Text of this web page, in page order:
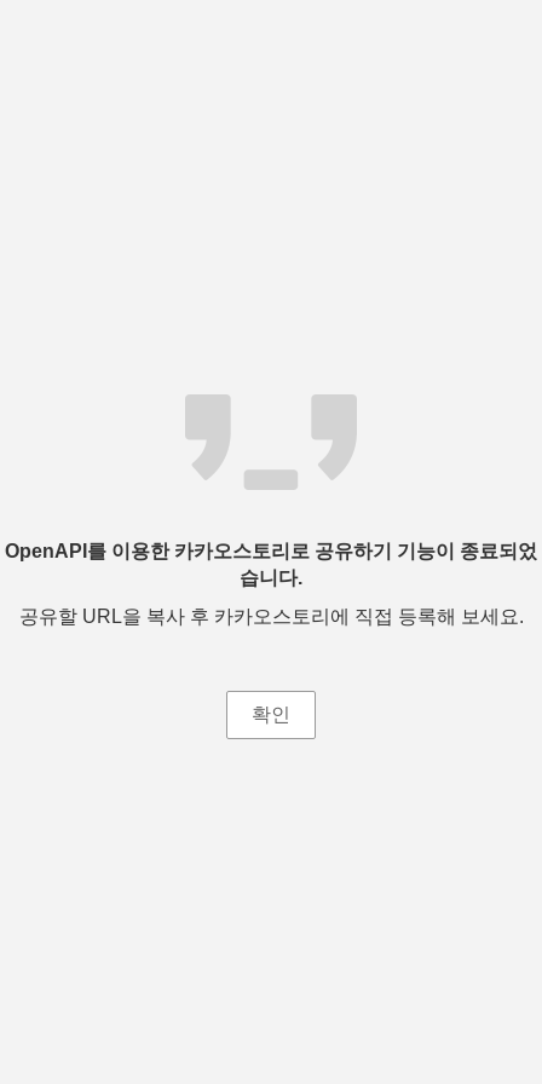
OpenAPI를 이용한 카카오스토리로 공유하기 기능이 종료되었
습니다.
공유할 URL을 복사 후 카카오스토리에 직접 등록해 보세요.
확인